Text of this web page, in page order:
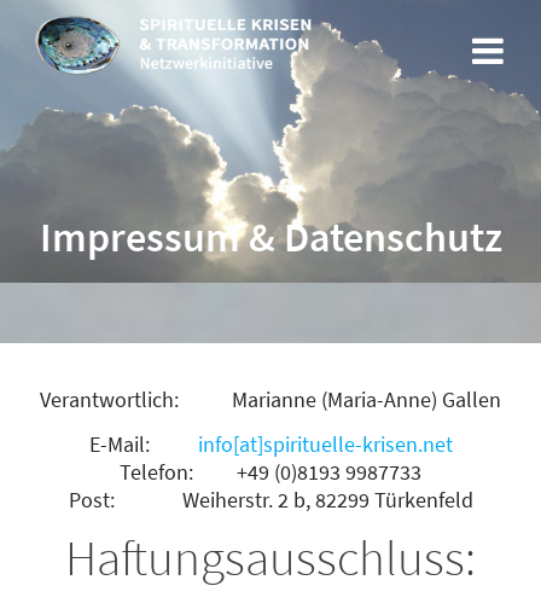
Impressum & Datenschutz
Verantwortlich: Marianne (Maria-Anne) Gallen
E-Mail:
info[at]spirituelle-krisen.net
Telefon: +49 (0)8193 9987733
Post: Weiherstr. 2 b, 82299 Türkenfeld
Haftungsausschluss: